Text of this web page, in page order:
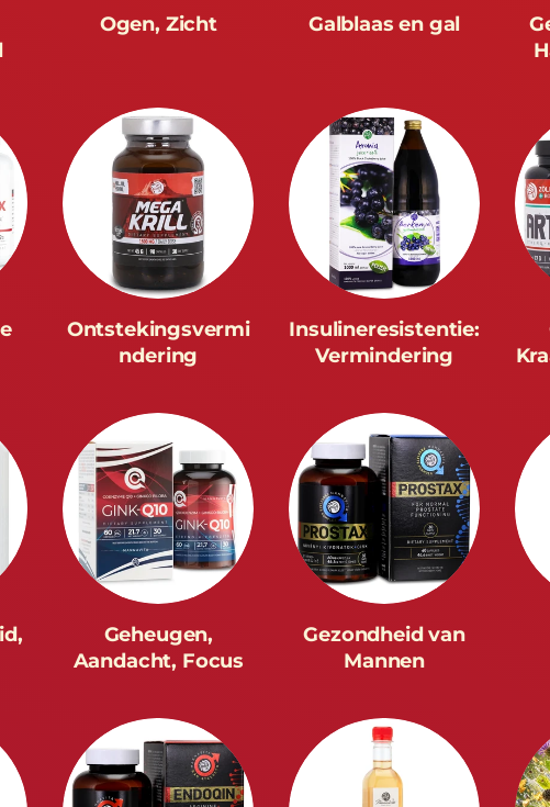
Ogen, Zicht Galblaas en gal
Ontstekingsvermi
ndering
Insulineresistentie:
Vermindering
Geheugen,
Aandacht, Focus
Gezondheid van
Mannen